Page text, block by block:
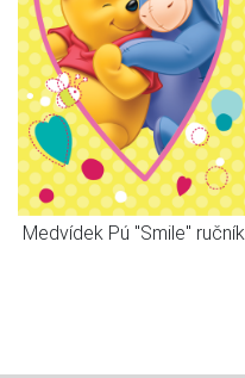
Medvídek Pú "Smile" ručník